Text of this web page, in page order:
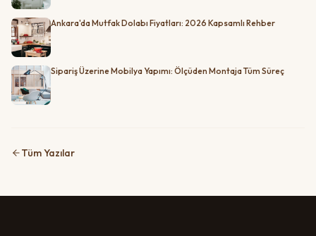
Ankara'da Mutfak Dolabı Fiyatları: 2026 Kapsamlı Rehber
Sipariş Üzerine Mobilya Yapımı: Ölçüden Montaja Tüm Süreç
Tüm Yazılar